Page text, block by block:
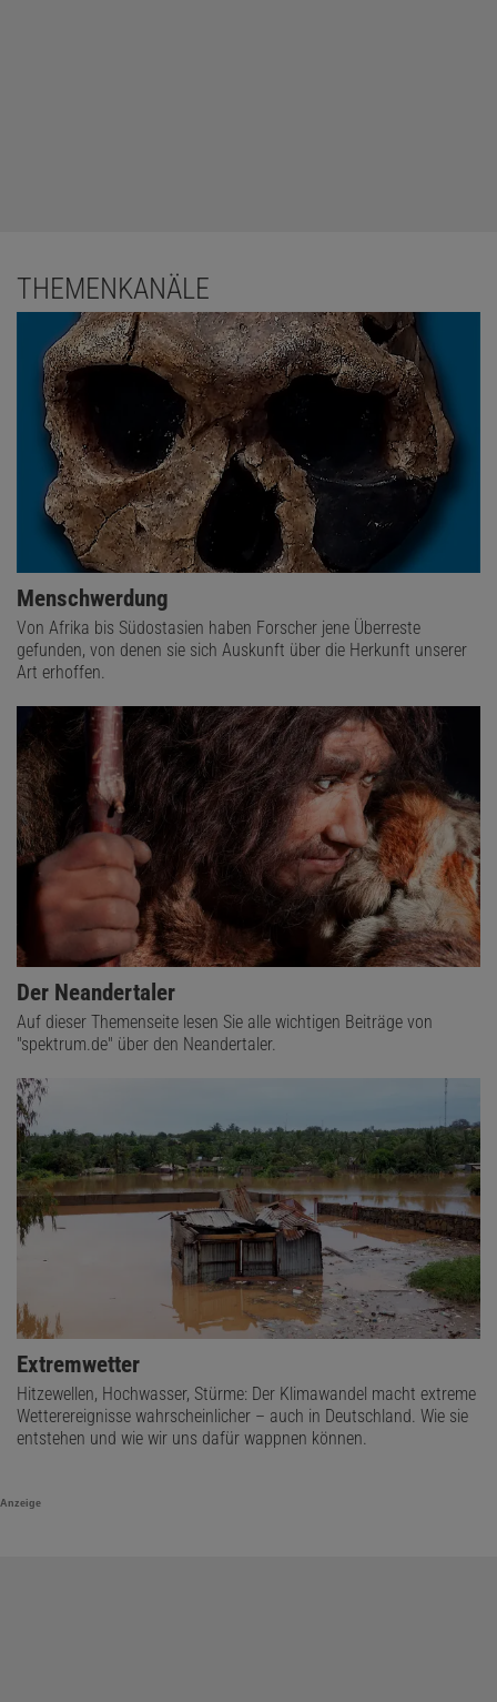
THEMENKANÄLE
Menschwerdung
Von Afrika bis Südostasien haben Forscher jene Überreste
gefunden, von denen sie sich Auskunft über die Herkunft unserer
Art erhoffen.
Der Neandertaler
Auf dieser Themenseite lesen Sie alle wichtigen Beiträge von
"spektrum.de" über den Neandertaler.
Extremwetter
Hitzewellen, Hochwasser, Stürme: Der Klimawandel macht extreme
Wetterereignisse wahrscheinlicher – auch in Deutschland. Wie sie
entstehen und wie wir uns dafür wappnen können.
Anzeige